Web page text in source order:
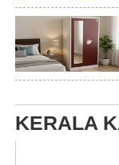
KERALA